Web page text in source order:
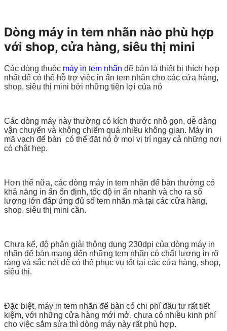
Dòng máy in tem nhãn nào phù hợp
với shop, cửa hàng, siêu thị mini
Các dòng thuộc máy in tem nhãn để bàn là thiết bị thích hợp
nhất để có thể hỗ trợ việc in ấn tem nhãn cho các cửa hàng,
shop, siêu thị mini bởi những tiện lợi của nó
Các dòng máy này thường có kích thước nhỏ gọn, dễ dàng
vận chuyển và không chiếm quá nhiều không gian. Máy in
mã vạch để bàn có thể đặt nó ở mọi vị trí ngay cả những nơi
có chật hẹp.
Hơn thế nữa, các dòng máy in tem nhãn để bàn thường có
khả năng in ấn ổn định, tốc độ in ấn nhanh và cho ra số
lượng lớn đáp ứng đủ số tem nhãn mà tại các cửa hàng,
shop, siêu thị mini cần.
Chưa kể, độ phân giải thông dụng 230dpi của dòng máy in
nhãn để bàn mang đến những tem nhãn có chất lượng in rõ
ràng và sắc nét để có thể phục vụ tốt tại các cửa hàng, shop,
siêu thị.
Đặc biệt, máy in tem nhãn để bàn có chi phí đầu tư rất tiết
kiệm, với những cửa hàng mới mở, chưa có nhiều kinh phí
cho việc sắm sửa thì dòng máy này rất phù hợp.